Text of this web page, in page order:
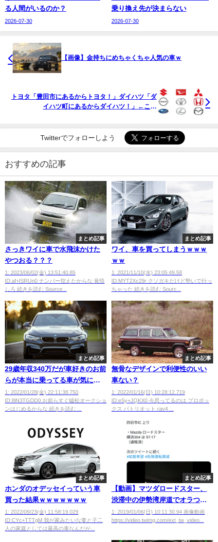
る人間がいるのか？
2026-07-30
乗り換え先が決まらない
2026-07-30
【画像】金持ちにめちゃくちゃ人気の車ｗ
トヨタ「豊田市にあるからトヨタ！」ダイハツ「ダ
イハツ町にあるからダイハツ！」←これ
Twitterでフォローしよう
おすすめの記事
まとめ記事
さっきワイに車で水飛沫かけた
やつおる？？？
1: 2023/06/02(金) 13:51:40.85
ID:af+ISRUn0 ナンバー控えたからな 覚悟
しろ 続きを読む Source...
まとめ記事
ワイ、車を買ってしまうｗｗｗ
ｗｗ
1: 2021/11/10(水) 23:05:49.58
ID:MYT2Xc29r クソガキだけど勢いで行っ
ちゃった 続きを読む Sourc...
まとめ記事
29歳年収340万だが車好きのお前
らが本当に乗ってる車が気にな
る
1: 2022/01/28(金) 22:11:38.750
ID:8lN3TGDD0 お前らすぐ嘘松オークショ
ンはじめるからな 続きを読む ...
まとめ記事
無骨なデザインで利便性のいい
車ない？
1: 2022/01/16(日) 10:28:12.719
ID:eSy+JQKX0 今思ってるのは プロボッ
クス パトリオット rav4 ...
まとめ記事
ホンダのオデッセイっていう車
買った結果ｗｗｗｗｗｗｗ
1: 2022/09/23(金) 11:58:19.029
ID:CYc+TTTgM 我が家みたいな妻と子二
人の家庭としては最高の車なんだが...
まとめ記事
【動画】マツダロードスター、
渋滞中の伊勢湾岸道でオラつい
てしまう ｗｗｗｗｗｗｗｗｗｗ
1: 2019/01/06(日) 10:11:30.94 画像動画
https://video.twimg.com/ext_tw_video...